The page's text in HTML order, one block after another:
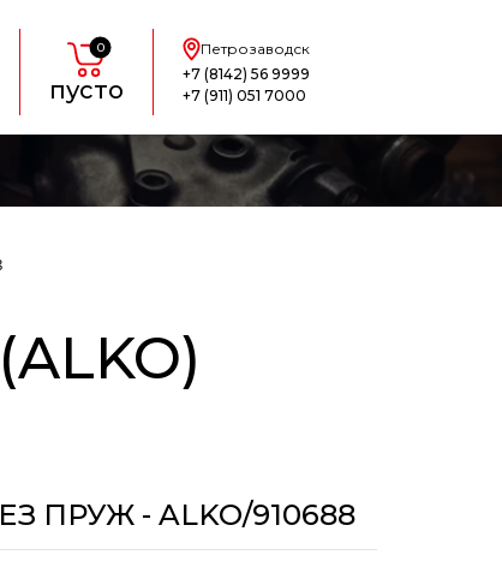
0
пусто
Петрозаводск
+7 (8142) 56 9999
+7 (911) 051 7000
ПРУЖ - ALKO/910688